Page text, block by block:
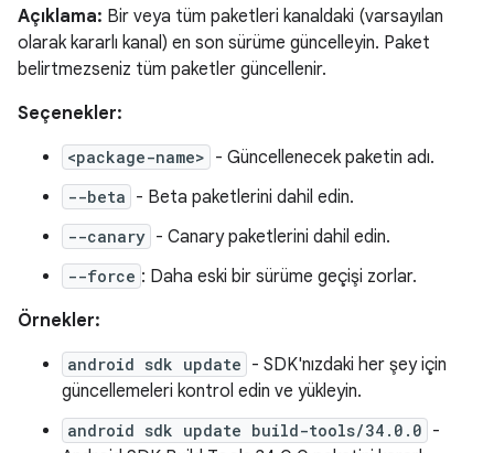
Açıklama: Bir veya tüm paketleri kanaldaki (varsayılan
olarak kararlı kanal) en son sürüme güncelleyin. Paket
belirtmezseniz tüm paketler güncellenir.
Seçenekler:
<package-name> - Güncellenecek paketin adı.
--beta - Beta paketlerini dahil edin.
--canary - Canary paketlerini dahil edin.
--force : Daha eski bir sürüme geçişi zorlar.
Örnekler:
android sdk update - SDK'nızdaki her şey için
güncellemeleri kontrol edin ve yükleyin.
android sdk update build-tools/34.0.0 -